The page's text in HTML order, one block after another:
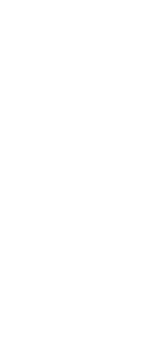
forbedre dette
til alle
Console-app
DITT?